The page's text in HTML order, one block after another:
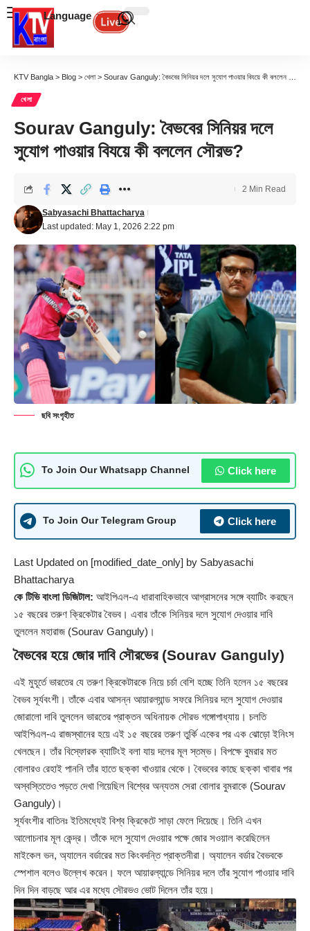
Language
KTV Bangla > Blog > খেলা > Sourav Ganguly: বৈভবের সিনিয়র দলে সুযোগ পাওয়ার বিযয়ে কী বললেন সৌরভ?
খেলা
Sourav Ganguly: বৈভবের সিনিয়র দলে
সুযোগ পাওয়ার বিযয়ে কী বললেন সৌরভ?
Last updated: May 1, 2026 2:22 pm
Sabyasachi Bhattacharya
2 Min Read
ছবি সংগৃহীত
To Join Our Whatsapp Channel Click here
To Join Our Telegram Group Click here
Last Updated on [modified_date_only] by Sabyasachi
Bhattacharya
কে টিভি বাংলা ডিজিটাল: আইপিএল-এ ধারাবাহিকভাবে আগ্রাসনের সঙ্গে ব্যাটিং করছেন
১৫ বছরের তরুণ ক্রিকেটার বৈভব। এবার তাঁকে সিনিয়র দলে সুযোগ দেওয়ার দাবি
তুললেন মহারাজ (Sourav Ganguly)।
বৈভবের হয়ে জোর দাবি সৌরভের (Sourav Ganguly)
এই মুহূর্তে ভারতের যে তরুণ ক্রিকেটারকে নিয়ে চর্চা বেশি হচ্ছে তিনি হলেন ১৫ বছরের
বৈভব সূর্যবংশী। তাঁকে এবার আসন্ন আয়ারল্যান্ড সফরে সিনিয়র দলে সুযোগ দেওয়ার
জোরালো দাবি তুললেন ভারতের প্রাক্তন অধিনায়ক সৌরভ গঙ্গোপাধ্যায়। চলতি
আইপিএল-এ রাজস্থানের হয়ে এই ১৫ বছরের তরুণ তুর্কি একের পর এক ঝোড়ো ইনিংস
খেলছেন। তাঁর বিস্ফোরক ব্যাটিংই বলা যায় দলের মূল স্তম্ভ। বিপক্ষে বুমরার মত
বোলারও রেহাই পাননি তাঁর হাতে ছক্কা খাওয়ার থেকে। বৈভবের কাছে ছক্কা খাবার পর
অস্বস্তিতেও পড়তে দেখা গিয়েছিল বিশ্বের অন্যতম সেরা বোলার বুমরাকে (Sourav
Ganguly)।
সূর্যবংশীর বাতিনঃ ইতিমধ্যেই বিশ্ব ক্রিকেটে সাড়া ফেলে দিয়েছে। তিনি এখন
আলোচনার মূল কেন্দ্র। তাঁকে দলে সুযোগ দেওয়ার পক্ষে জোর সওয়াল করেছিলেন
মাইকেল ভন, অ্যালেন বর্ডারের মত কিংবদন্তি প্রাক্তনীরা। অ্যালেন বর্ডার বৈভবকে
স্পেশাল বলেও উল্লেখ করেন। ফলে আয়ারল্যান্ডে সিনিয়র দলে তাঁর সুযোগ পাওয়ার দাবি
দিন দিন বাড়ছে আর এর মধ্যে সৌরভও ভোট দিলেন তাঁর হয়ে।